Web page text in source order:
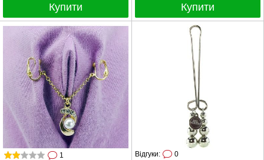
Купити Купити
1 Відгуки: 0